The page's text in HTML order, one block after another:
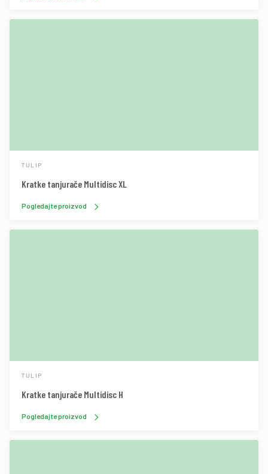
TULIP
Kratke tanjurače Multidisc XL
Pogledajte proizvod
TULIP
Kratke tanjurače Multidisc H
Pogledajte proizvod